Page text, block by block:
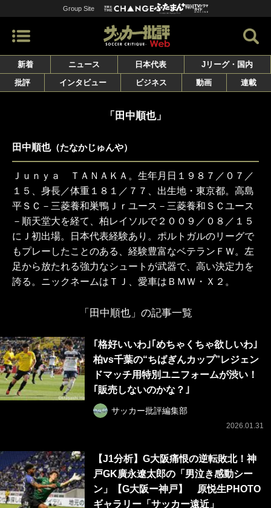
Group Site
新着 ニュース 日本代表
Jリーグ・国内
批評
インタビュー ビジネス 動画 連載
「田中順也」
田中順也（たなかじゅんや）
Ｊｕｎｙａ ＴＡＮＡＫＡ。生年月日１９８７／０７／
１５、身長／体重１８１／７７、出生地・東京都。高島
平ＳＣ－三菱養和巣鴨Ｊｒユース－三菱養和ＳＣユース
－順天堂大を経て、柏レイソルで２００９／０８／１５
にＪ初出場。日本代表経験あり。ポルトガルのリーグで
もプレーしたことのある、経験豊富なベテランＦＷ。左
足から放たれる強力なシュートが武器で、高い決定力を
誇る。ニックネームはＴＪ、愛車はＢＭＷ・Ｘ２。
「田中順也」の記事一覧
｢格好いいわ｣｢めちゃくちゃ欲しいわ｣
柏vs千葉の“ちばぎんカップ”レジェン
ドマッチ用特別ユニフォームが渋い！
｢販売しないのかな？｣
サッカー批評編集部
2026.01.31
【J1分析】G大阪痛恨の逆転敗北！神
戸GK廣永遼太郎の「男泣き感動シー
ン」【G大阪ー神戸】 原悦生PHOTO
ギャラリー「サッカー遠近」